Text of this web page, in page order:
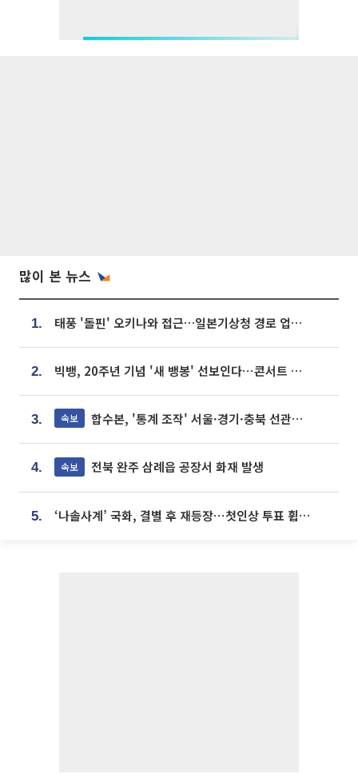
많이 본 뉴스
1. 태풍 '돌핀' 오키나와 접근…일본기상청 경로 업데이트
2. 빅뱅, 20주년 기념 '새 뱅봉' 선보인다⋯콘서트 앞두고 팝업 개최
3. 속보 합수본, '통계 조작' 서울·경기·충북 선관위 등 추가 압수수색
4. 속보 전북 완주 삼례읍 공장서 화재 발생
5. ‘나솔사계’ 국화, 결별 후 재등장⋯첫인상 투표 휩쓸고 ‘인기녀’ 등극